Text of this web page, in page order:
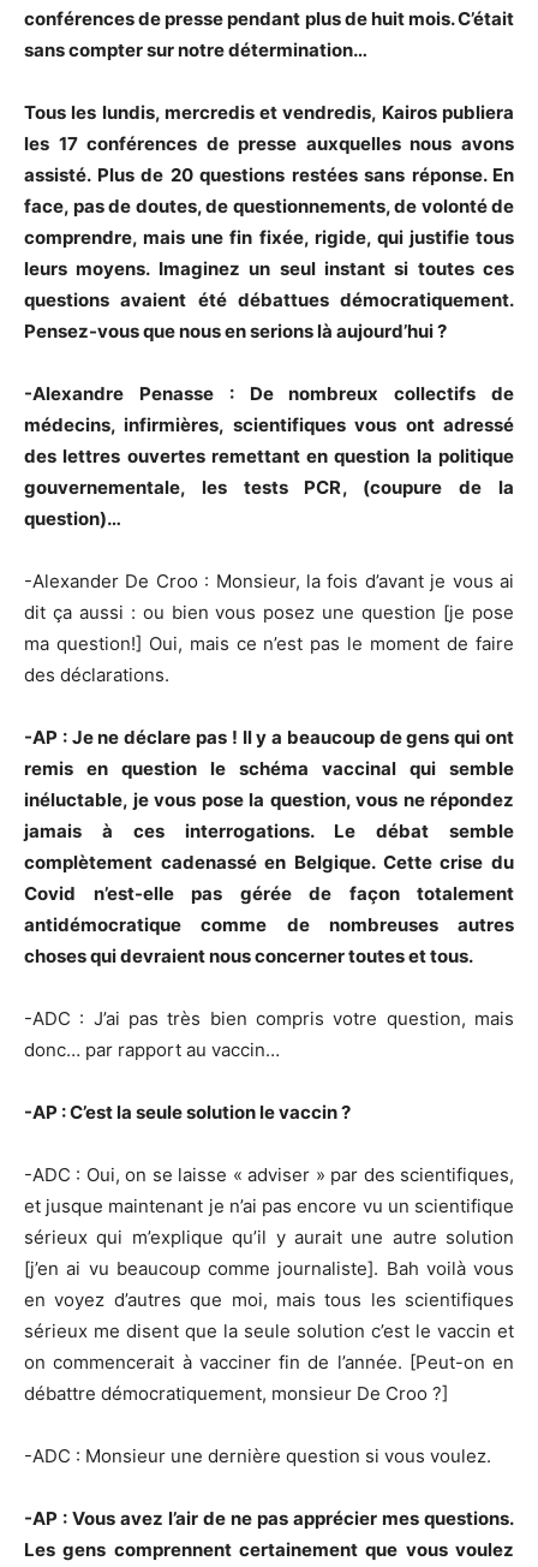
conférences de presse pendant plus de huit mois. C’était
sans compter sur notre détermination…
Tous les lundis, mercredis et vendredis, Kairos publiera
les 17 conférences de presse auxquelles nous avons
assisté. Plus de 20 questions restées sans réponse. En
face, pas de doutes, de questionnements, de volonté de
comprendre, mais une fin fixée, rigide, qui justifie tous
leurs moyens. Imaginez un seul instant si toutes ces
questions avaient été débattues démocratiquement.
Pensez-vous que nous en serions là aujourd’hui ?
-Alexandre Penasse : De nombreux collectifs de
médecins, infirmières, scientifiques vous ont adressé
des lettres ouvertes remettant en question la politique
gouvernementale, les tests PCR, (coupure de la
question)…
-Alexander De Croo : Monsieur, la fois d’avant je vous ai
dit ça aussi : ou bien vous posez une question [je pose
ma question!] Oui, mais ce n’est pas le moment de faire
des déclarations.
-AP : Je ne déclare pas ! Il y a beaucoup de gens qui ont
remis en question le schéma vaccinal qui semble
inéluctable, je vous pose la question, vous ne répondez
jamais à ces interrogations. Le débat semble
complètement cadenassé en Belgique. Cette crise du
Covid n’est-elle pas gérée de façon totalement
antidémocratique comme de nombreuses autres
choses qui devraient nous concerner toutes et tous.
-ADC : J’ai pas très bien compris votre question, mais
donc… par rapport au vaccin…
-AP : C’est la seule solution le vaccin ?
-ADC : Oui, on se laisse « adviser » par des scientifiques,
et jusque maintenant je n’ai pas encore vu un scientifique
sérieux qui m’explique qu’il y aurait une autre solution
[j’en ai vu beaucoup comme journaliste]. Bah voilà vous
en voyez d’autres que moi, mais tous les scientifiques
sérieux me disent que la seule solution c’est le vaccin et
on commencerait à vacciner fin de l’année. [Peut-on en
débattre démocratiquement, monsieur De Croo ?]
-ADC : Monsieur une dernière question si vous voulez.
-AP : Vous avez l’air de ne pas apprécier mes questions.
Les gens comprennent certainement que vous voulez